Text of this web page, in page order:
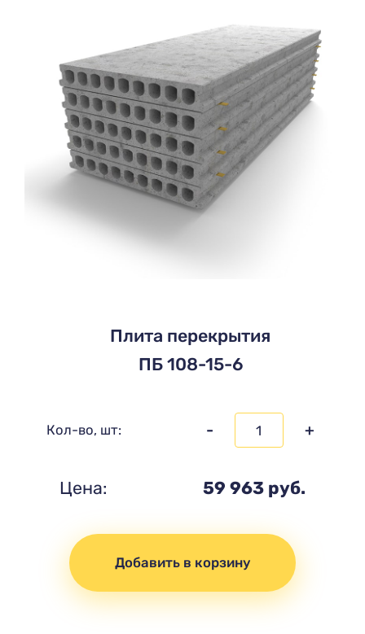
Плита перекрытия
ПБ 108-15-6
Кол-во, шт: - +
Цена: 59 963 руб.
Добавить в корзину